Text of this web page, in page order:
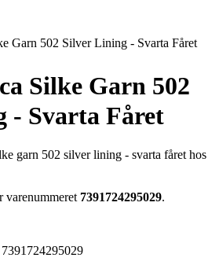
Garn 502 Silver Lining - Svarta Fåret
Silke Garn 502
- Svarta Fåret
garn 502 silver lining - svarta fåret hos
varenummeret 7391724295029.
7391724295029